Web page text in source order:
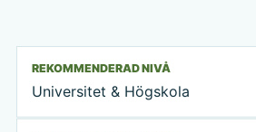
REKOMMENDERAD NIVÅ
Universitet & Högskola